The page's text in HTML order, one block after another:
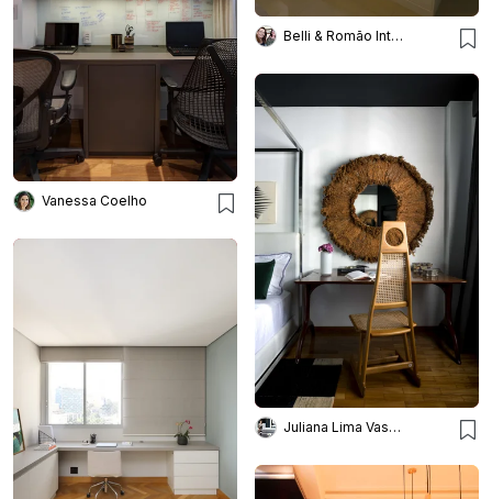
Belli & Romão Interiores
Vanessa Coelho
Juliana Lima Vasconcellos